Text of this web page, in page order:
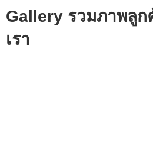
Gallery รวมภาพลูก
เรา